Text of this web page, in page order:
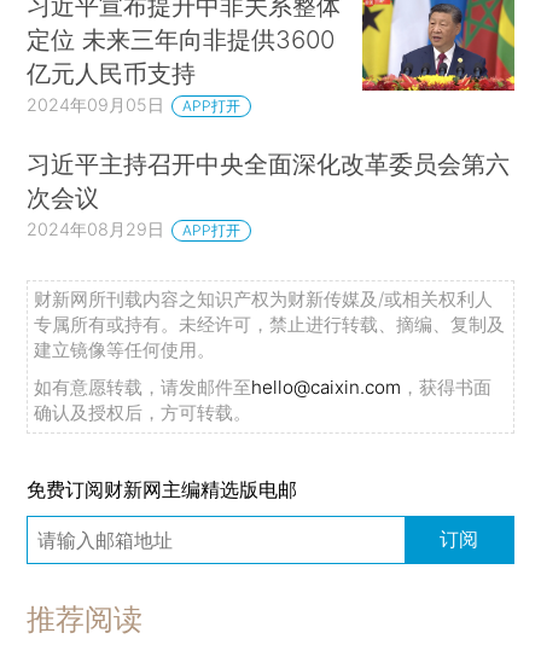
定位 未来三年向非提供3600
亿元人民币支持
2024年09月05日 APP打开
习近平主持召开中央全面深化改革委员会第六
次会议
2024年08月29日 APP打开
财新网所刊载内容之知识产权为财新传媒及/或相关权利人
专属所有或持有。未经许可，禁止进行转载、摘编、复制及
建立镜像等任何使用。
如有意愿转载，请发邮件至hello@caixin.com ，获得书面
确认及授权后，方可转载。
免费订阅财新网主编精选版电邮
订阅
推荐阅读